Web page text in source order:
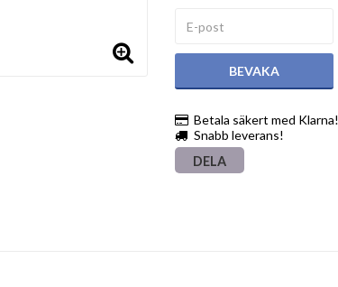
BEVAKA
Betala säkert med Klarna!
Snabb leverans!
DELA